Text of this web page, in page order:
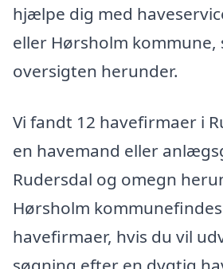
hjælpe dig med
eller Hørsholm kommune,
oversigten herunder.
Vi fandt 12 havefirmaer i
en havemand eller
Rudersdal og omegn
Hørsholm
havefirmaer, hvis du vil